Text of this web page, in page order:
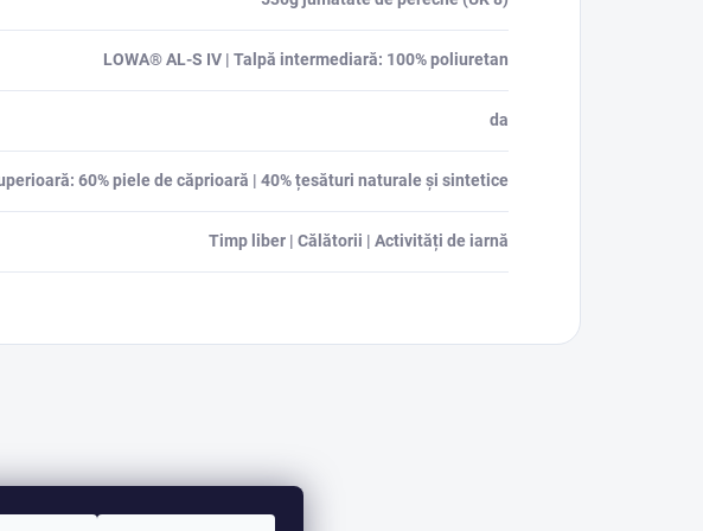
LOWA® AL-S IV | Talpă intermediară: 100% poliuretan
da
60% piele de căprioară | 40% țesături naturale și sintetice
Timp liber | Călătorii | Activități de iarnă